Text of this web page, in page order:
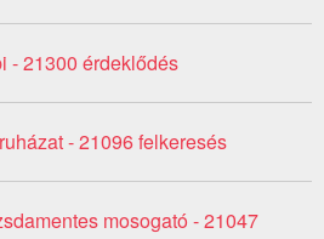
- 21300 érdeklődés
- 21096 felkeresés
mosogató - 21047